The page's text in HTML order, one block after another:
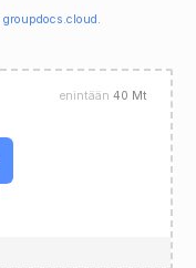
groupdocs.cloud .
enintään 40 Mt